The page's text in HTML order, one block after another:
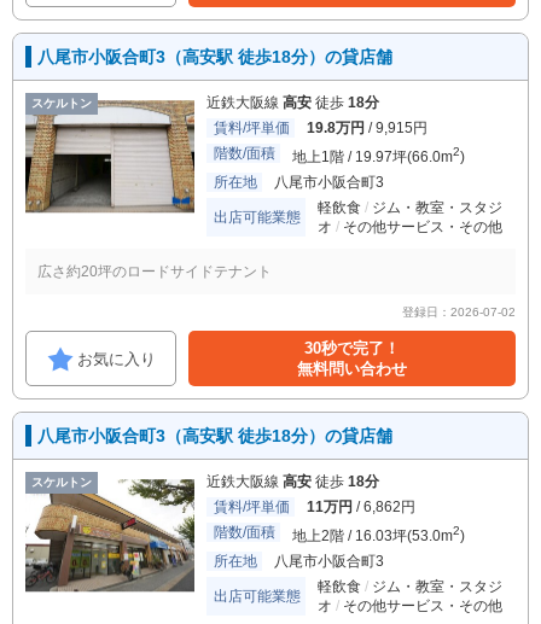
八尾市小阪合町3（高安駅 徒歩18分）の貸店舗
スケルトン 近鉄大阪線 高安 徒歩 18分
賃料/坪単価
19.8万円 / 9,915円
階数/面積
地上1階 / 19.97坪(66.0m2)
所在地
八尾市小阪合町3
出店可能業態
軽飲食
ジム・教室・スタジ
オ
その他サービス・その他
広さ約20坪のロードサイドテナント
登録日：2026-07-02
お気に入り
30秒で完了！
無料問い合わせ
八尾市小阪合町3（高安駅 徒歩18分）の貸店舗
スケルトン 近鉄大阪線 高安 徒歩 18分
賃料/坪単価
11万円 / 6,862円
階数/面積
地上2階 / 16.03坪(53.0m2)
所在地
八尾市小阪合町3
出店可能業態
軽飲食
ジム・教室・スタジ
オ
その他サービス・その他